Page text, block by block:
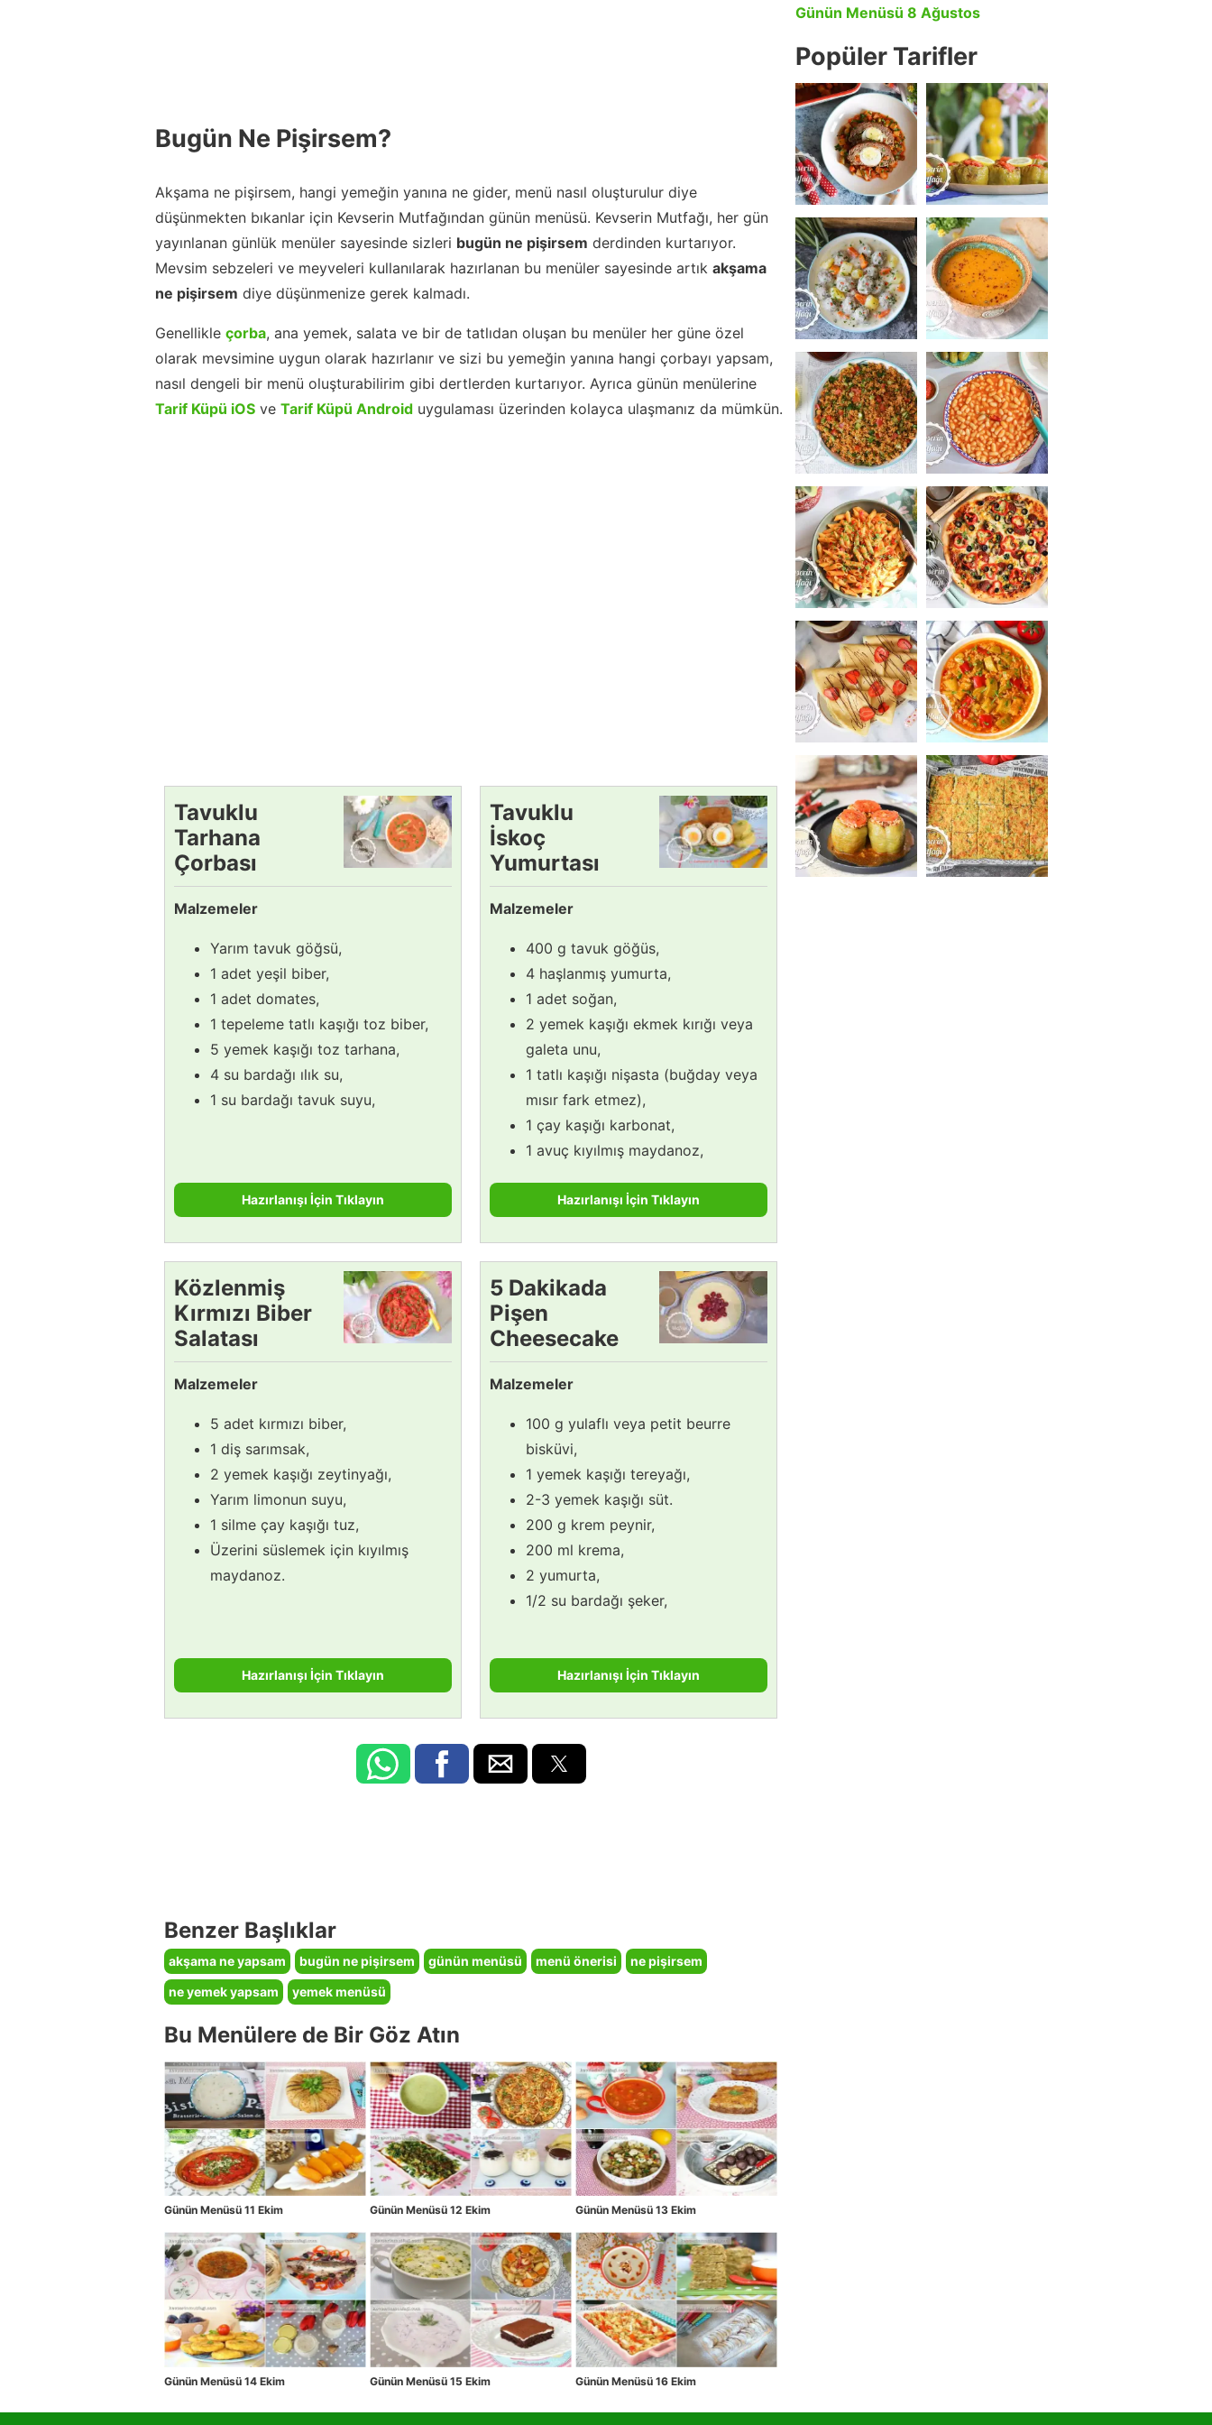
Bugün Ne Pişirsem?
Akşama ne pişirsem, hangi yemeğin yanına ne gider, menü nasıl oluşturulur diye
düşünmekten bıkanlar için Kevserin Mutfağından günün menüsü. Kevserin Mutfağı, her gün
yayınlanan günlük menüler sayesinde sizleri bugün ne pişirsem derdinden kurtarıyor.
Mevsim sebzeleri ve meyveleri kullanılarak hazırlanan bu menüler sayesinde artık akşama
ne pişirsem diye düşünmenize gerek kalmadı.
Genellikle çorba, ana yemek, salata ve bir de tatlıdan oluşan bu menüler her güne özel
olarak mevsimine uygun olarak hazırlanır ve sizi bu yemeğin yanına hangi çorbayı yapsam,
nasıl dengeli bir menü oluşturabilirim gibi dertlerden kurtarıyor. Ayrıca günün menülerine
Tarif Küpü iOS ve Tarif Küpü Android uygulaması üzerinden kolayca ulaşmanız da mümkün.
Tavuklu
Tarhana
Çorbası
Tarifi
Malzemeler
Yarım tavuk göğsü,
1 adet yeşil biber,
1 adet domates,
1 tepeleme tatlı kaşığı toz biber,
5 yemek kaşığı toz tarhana,
4 su bardağı ılık su,
1 su bardağı tavuk suyu,
Hazırlanışı İçin Tıklayın
Tavuklu
İskoç
Yumurtası
Tarifi
Malzemeler
400 g tavuk göğüs,
4 haşlanmış yumurta,
1 adet soğan,
2 yemek kaşığı ekmek kırığı veya
galeta unu,
1 tatlı kaşığı nişasta (buğday veya
mısır fark etmez),
1 çay kaşığı karbonat,
1 avuç kıyılmış maydanoz,
Hazırlanışı İçin Tıklayın
Közlenmiş
Kırmızı Biber
Salatası
Tarifi
Malzemeler
5 adet kırmızı biber,
1 diş sarımsak,
2 yemek kaşığı zeytinyağı,
Yarım limonun suyu,
1 silme çay kaşığı tuz,
Üzerini süslemek için kıyılmış
maydanoz.
Hazırlanışı İçin Tıklayın
5 Dakikada
Pişen
Cheesecake
Tarifi
Malzemeler
100 g yulaflı veya petit beurre
bisküvi,
1 yemek kaşığı tereyağı,
2-3 yemek kaşığı süt.
200 g krem peynir,
200 ml krema,
2 yumurta,
1/2 su bardağı şeker,
Hazırlanışı İçin Tıklayın
Benzer Başlıklar
akşama ne yapsam bugün ne pişirsem günün menüsü menü önerisi
ne pişirsem
ne yemek yapsam
yemek menüsü
Bu Menülere de Bir Göz Atın
Günün Menüsü 11 Ekim Günün Menüsü 12 Ekim Günün Menüsü 13 Ekim
Günün Menüsü 14 Ekim Günün Menüsü 15 Ekim Günün Menüsü 16 Ekim
Günün Menüsü 8 Ağustos
Popüler Tarifler